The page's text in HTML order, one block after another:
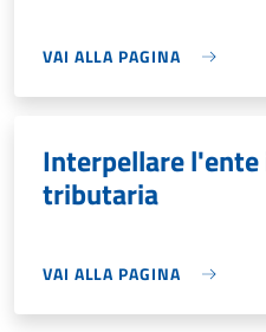
VAI ALLA PAGINA
Interpellare
tributaria
VAI ALLA PAGINA